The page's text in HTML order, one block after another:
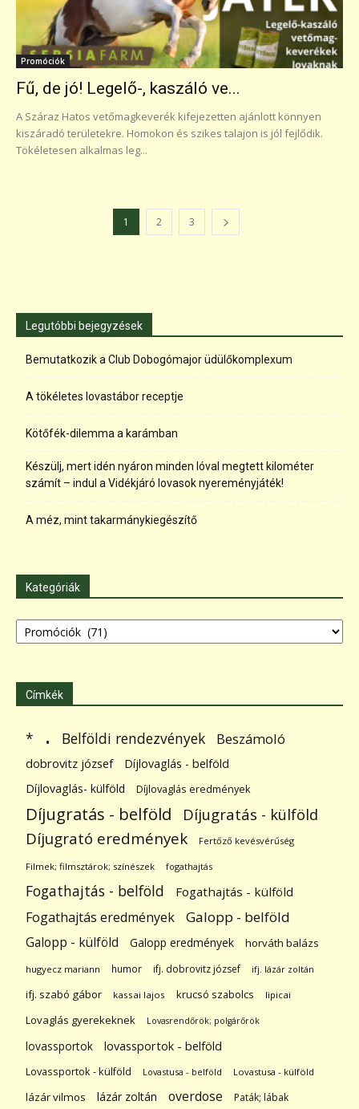
Promóciók
Fű, de jó! Legelő-, kaszáló ve...
A Száraz Hatos vetőmagkeverék kifejezetten ajánlott könnyen
kiszáradó területekre. Homokon és szikes talajon is jól fejlődik.
Tökéletesen alkalmas leg...
1 2 3
Legutóbbi bejegyzések
Bemutatkozik a Club Dobogómajor üdülőkomplexum
A tökéletes lovastábor receptje
Kötőfék-dilemma a karámban
Készülj, mert idén nyáron minden lóval megtett kilométer
számít – indul a Vidékjáró lovasok nyereményjáték!
A méz, mint takarmánykiegészítő
Kategóriák
Kategóriák
Címkék
* . Belföldi rendezvények Beszámoló
dobrovitz józsef
Díjlovaglás - belföld
Díjlovaglás- külföld
Díjlovaglás eredmények
Díjugratás - belföld Díjugratás - külföld
Díjugrató eredmények Fertőző kevésvérűség
Filmek; filmsztárok; színészek fogathajtás
Fogathajtás - belföld Fogathajtás - külföld
Fogathajtás eredmények Galopp - belföld
Galopp - külföld Galopp eredmények horváth balázs
hugyecz mariann humor ifj. dobrovitz józsef ifj. lázár zoltán
ifj. szabó gábor kassai lajos krucsó szabolcs lipicai
Lovaglás gyerekeknek Lovasrendőrök; polgárőrök
lovassportok lovassportok - belföld
Lovassportok - külföld Lovastusa - belföld Lovastusa - külföld
lázár vilmos lázár zoltán overdose Paták; lábak